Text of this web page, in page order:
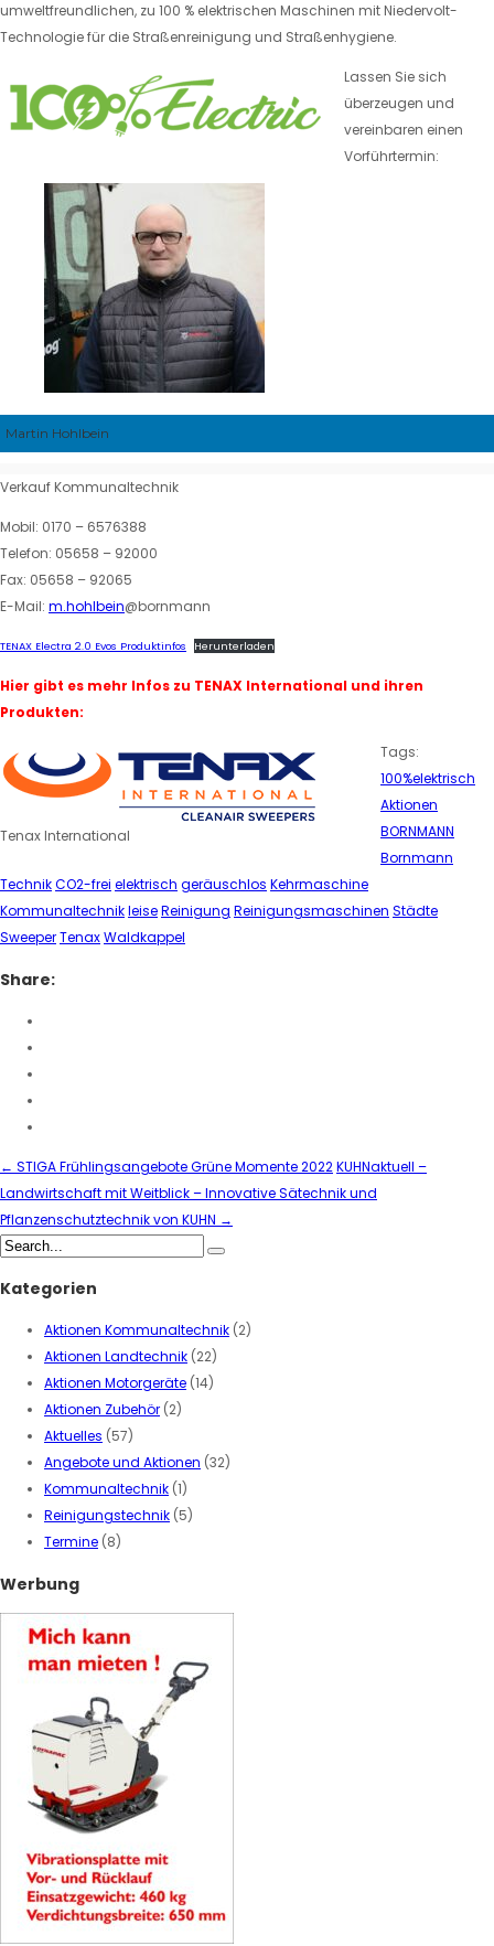
umweltfreundlichen, zu 100 % elektrischen Maschinen mit Niedervolt-
Technologie für die Straßenreinigung und Straßenhygiene.
Lassen Sie sich
überzeugen und
vereinbaren einen
Vorführtermin:
Martin Hohlbein
Verkauf Kommunaltechnik
Mobil: 0170 – 6576388
Telefon: 05658 – 92000
Fax: 05658 – 92065
E-Mail: m.hohlbein@bornmann
TENAX Electra 2.0 Evos Produktinfos Herunterladen
Hier gibt es mehr Infos zu TENAX International und ihren
Produkten:
Tenax International
Tags:
100%elektrisch
Aktionen
BORNMANN
Bornmann
TechnikCO2-frei elektrisch geräuschlos Kehrmaschine
KommunaltechnikleiseReinigung Reinigungsmaschinen Städte
SweeperTenaxWaldkappel
Share:
← STIGA Frühlingsangebote Grüne Momente 2022KUHNaktuell –
Landwirtschaft mit Weitblick – Innovative Sätechnik und
Pflanzenschutztechnik von KUHN →
Kategorien
Aktionen Kommunaltechnik (2)
Aktionen Landtechnik (22)
Aktionen Motorgeräte (14)
Aktionen Zubehör (2)
Aktuelles (57)
Angebote und Aktionen (32)
Kommunaltechnik (1)
Reinigungstechnik (5)
Termine (8)
Werbung